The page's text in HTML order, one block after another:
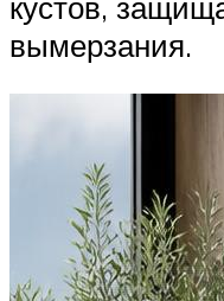
вымерзания.